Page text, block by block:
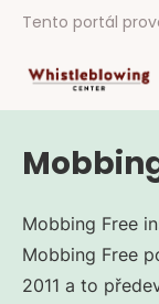
Tento portál
Mobbing Free
Mobbing Free
2011 a to